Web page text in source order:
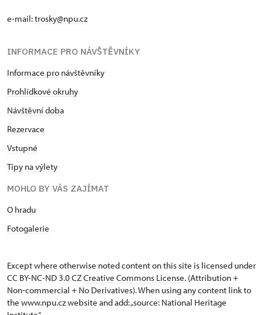
e-mail:trosky@npu.cz
INFORMACE PRO NÁVŠTĚVNÍKY
Informace pro návštěvníky
Prohlídkové okruhy
Návštěvní doba
Rezervace
Vstupné
Tipy na výlety
MOHLO BY VÁS ZAJÍMAT
O hradu
Fotogalerie
Except where otherwise noted content on this site is licensed under
CC BY-NC-ND 3.0 CZCreative Commons License. (Attribution +
Non-commercial + No Derivatives). When using any content link to
the www.npu.cz website and add: „source: National Heritage